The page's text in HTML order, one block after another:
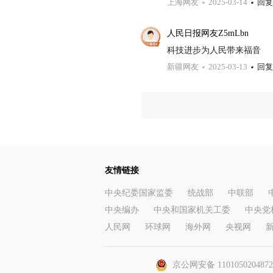
上海网友 2025-03-14 回复
人民日报网友Z5mLbn
科技进步为人民带来福音
新疆网友
2025-03-13 回复
友情链接
中央纪委国家监委 统战部 中联部
中央编办
中央和国家机关工委
中央党
人民网
环球网 海外网 央视网
京公网安备